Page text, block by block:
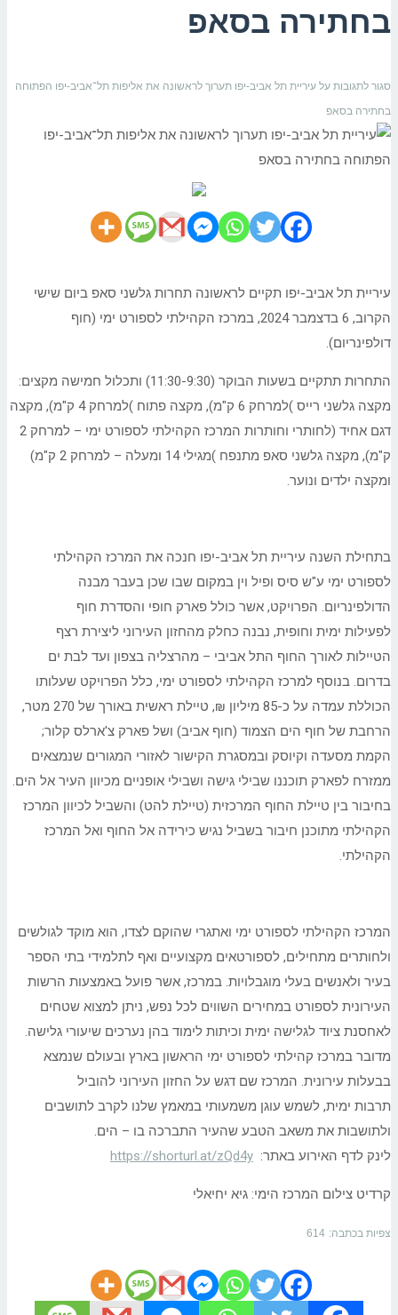
בחתירה בסאפ
סגור לתגובות על עיריית תל אביב-יפו תערוך לראשונה את אליפות תל־אביב-יפו הפתוחה
בחתירה בסאפ
עיריית תל אביב-יפו תקיים לראשונה תחרות גלשני סאפ ביום שישי
הקרוב, 6 בדצמבר 2024, במרכז הקהילתי לספורט ימי (חוף
דולפינריום).
התחרות תתקיים בשעות הבוקר (11:30-9:30) ותכלול חמישה מקצים:
מקצה גלשני רייס )למרחק 6 ק"מ), מקצה פתוח )למרחק 4 ק"מ), מקצה
דגם אחיד (לחותרי וחותרות המרכז הקהילתי לספורט ימי – למרחק 2
ק"מ), מקצה גלשני סאפ מתנפח )מגילי 14 ומעלה – למרחק 2 ק"מ)
ומקצה ילדים ונוער.
בתחילת השנה עיריית תל אביב-יפו חנכה את המרכז הקהילתי
לספורט ימי ע"ש סיס ופיל וין במקום שבו שכן בעבר מבנה
הדולפינריום. הפרויקט, אשר כולל פארק חופי והסדרת חוף
לפעילות ימית וחופית, נבנה כחלק מהחזון העירוני ליצירת רצף
הטיילות לאורך החוף התל אביבי – מהרצליה בצפון ועד לבת ים
בדרום. בנוסף למרכז הקהילתי לספורט ימי, כלל הפרויקט שעלותו
הכוללת עמדה על כ-85 מיליון ₪, טיילת ראשית באורך של 270 מטר,
הרחבת של חוף הים הצמוד (חוף אביב) ושל פארק צ'ארלס קלור;
הקמת מסעדה וקיוסק ובמסגרת הקישור לאזורי המגורים שנמצאים
ממזרח לפארק תוכננו שבילי גישה ושבילי אופניים מכיוון העיר אל הים.
בחיבור בין טיילת החוף המרכזית (טיילת להט) והשביל לכיוון המרכז
הקהילתי מתוכנן חיבור בשביל נגיש כירידה אל החוף ואל המרכז
הקהילתי.
המרכז הקהילתי לספורט ימי ואתגרי שהוקם לצדו, הוא מוקד לגולשים
ולחותרים מתחילים, לספורטאים מקצועיים ואף לתלמידי בתי הספר
בעיר ולאנשים בעלי מוגבלויות. במרכז, אשר פועל באמצעות הרשות
העירונית לספורט במחירים השווים לכל נפש, ניתן למצוא שטחים
לאחסנת ציוד לגלישה ימית וכיתות לימוד בהן נערכים שיעורי גלישה.
מדובר במרכז קהילתי לספורט ימי הראשון בארץ ובעולם שנמצא
בבעלות עירונית. המרכז שם דגש על החזון העירוני להוביל
תרבות ימית, לשמש עוגן משמעותי במאמץ שלנו לקרב לתושבים
ולתושבות את משאב הטבע שהעיר התברכה בו – הים.
לינק לדף האירוע באתר: https://shorturl.at/zQd4y
קרדיט צילום המרכז הימי: גיא יחיאלי
צפיות בכתבה: 614